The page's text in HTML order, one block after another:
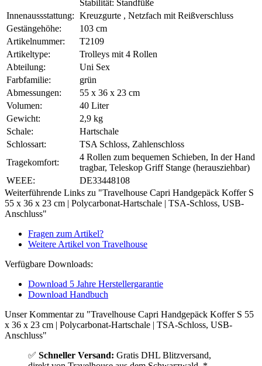
Stabilität: Standfüße
Innenaussstattung: Kreuzgurte , Netzfach mit Reißverschluss
Gestängehöhe:
103 cm
Artikelnummer:
T2109
Artikeltype:
Trolleys mit 4 Rollen
Abteilung:
Uni Sex
Farbfamilie:
grün
Abmessungen:
55 x 36 x 23 cm
Volumen:
40 Liter
Gewicht:
2,9 kg
Schale:
Hartschale
Schlossart:
TSA Schloss, Zahlenschloss
Tragekomfort:
4 Rollen zum bequemen Schieben, In der Hand
tragbar, Teleskop Griff Stange (herausziehbar)
WEEE:
DE33448108
Weiterführende Links zu "Travelhouse Capri Handgepäck Koffer S
55 x 36 x 23 cm | Polycarbonat-Hartschale | TSA-Schloss, USB-
Anschluss"
Fragen zum Artikel?
Weitere Artikel von Travelhouse
Verfügbare Downloads:
Download 5 Jahre Herstellergarantie
Download Handbuch
Unser Kommentar zu "Travelhouse Capri Handgepäck Koffer S 55
x 36 x 23 cm | Polycarbonat-Hartschale | TSA-Schloss, USB-
Anschluss"
✅ Schneller Versand: Gratis DHL Blitzversand,